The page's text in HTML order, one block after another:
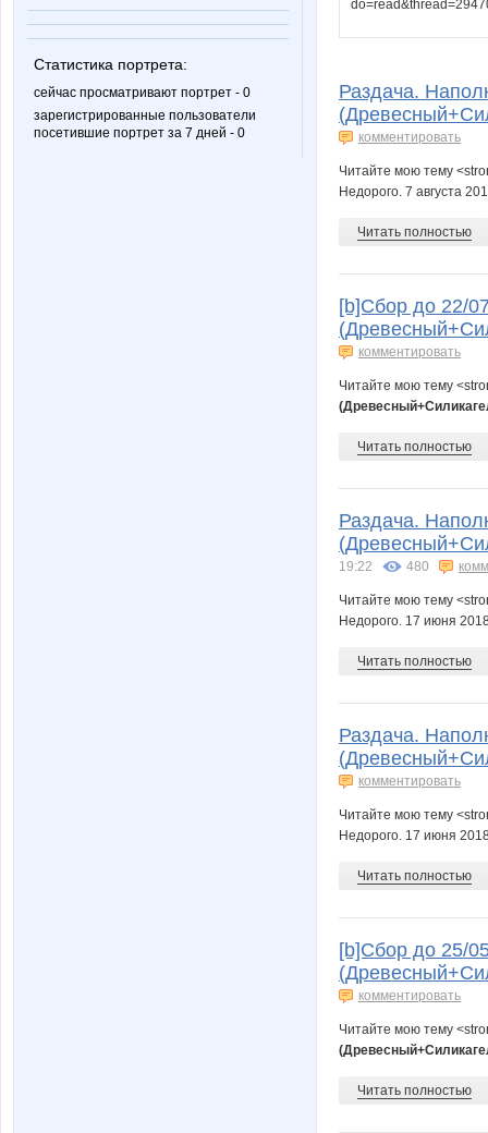
Статистика портрета:
сейчас просматривают портрет - 0
зарегистрированные пользователи
посетившие портрет за 7 дней - 0
Раздача.
комментировать
Читайте мою тему
Недорого. 7 августа
Читать полностью
[b]Сбор до 22/
комментировать
Читайте мою тему
Читать полностью
Раздача.
19:22 480
Читайте мою тему
Недорого. 17 июня
Читать полностью
Раздача.
комментировать
Читайте мою тему
Недорого. 17 июня
Читать полностью
[b]Сбор до 25/
комментировать
Читайте мою тему
Читать полностью